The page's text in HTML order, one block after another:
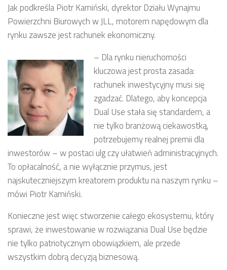
Jak podkreśla Piotr Kamiński, dyrektor Działu Wynajmu
Powierzchni Biurowych w JLL, motorem napędowym dla
rynku zawsze jest rachunek ekonomiczny.
– Dla rynku nieruchomości
kluczowa jest prosta zasada:
rachunek inwestycyjny musi się
zgadzać. Dlatego, aby koncepcja
Dual Use stała się standardem, a
nie tylko branżową ciekawostką,
potrzebujemy realnej premii dla
inwestorów – w postaci ulg czy ułatwień administracyjnych.
To opłacalność, a nie wyłącznie przymus, jest
najskuteczniejszym kreatorem produktu na naszym rynku –
mówi Piotr Kamiński.
Konieczne jest więc stworzenie całego ekosystemu, który
sprawi, że inwestowanie w rozwiązania Dual Use będzie
nie tylko patriotycznym obowiązkiem, ale przede
wszystkim dobrą decyzją biznesową.